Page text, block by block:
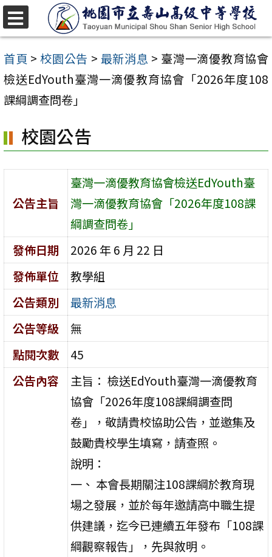
跳
至
主
要
內
區
首頁 > 校園公告 > 最新消息 > 臺灣一滴優教育協會
檢送EdYouth臺灣一滴優教育協會「2026年度108
課綱調查問卷」
校園公告
公告主旨
臺灣一滴優教育協會檢送EdYouth臺
灣一滴優教育協會「2026年度108課
綱調查問卷」
發佈日期
2026 年 6 月 22 日
發佈單位
教學組
公告類別
最新消息
公告等級
無
點閱次數
45
公告內容
主旨： 檢送EdYouth臺灣一滴優教育
協會「2026年度108課綱調查問
卷」，敬請貴校協助公告，並邀集及
鼓勵貴校學生填寫，請查照。
說明：
一、 本會長期關注108課綱於教育現
場之發展，並於每年邀請高中職生提
供建議，迄今已連續五年發布「108課
綱觀察報告」，先與敘明。
選
單